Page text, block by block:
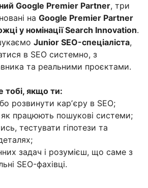
Google Premier Partner, три
на Google Premier Partner
у номінації Search Innovation.
Junior SEO-спеціаліста,
в SEO системно, з
та реальними проєктами.
тобі, якщо ти:
розвинути карʼєру в SEO;
працюють пошукові системи;
тестувати гіпотези та
задач і розумієш, що саме з
SEO-фахівці.